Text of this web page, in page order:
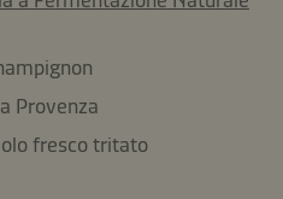
Provenza
fresco tritato